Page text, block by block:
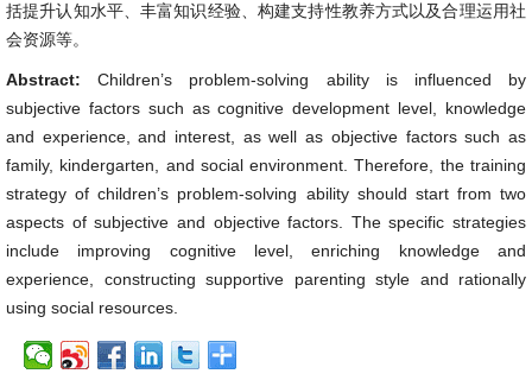
括提升认知水平、丰富知识经验、构建支持性教养方式以及合理运用社
会资源等。
Abstract:Children’s problem-solving ability is influenced by
subjective factors such as cognitive development level, knowledge
and experience, and interest, as well as objective factors such as
family, kindergarten, and social environment. Therefore, the training
strategy of children’s problem-solving ability should start from two
aspects of subjective and objective factors. The specific strategies
include improving cognitive level, enriching knowledge and
experience, constructing supportive parenting style and rationally
using social resources.